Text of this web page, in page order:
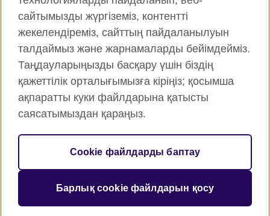
Instagram YouTube
Flickr
British Council жаһанды түрде
Құпиялық және пайдалану шарттары
Cookie файлдары
Веб-тораптың картасы
© 2026 British Council
сайтымызды жүргіземіз, контентті
жекелендіреміз, сайттың пайдаланылуын
талдаймыз және жарнамаларды бейімдейміз.
Таңдауларыңызды басқару үшін біздің
қажеттілік орталығымызға кіріңіз; қосымша
ақпаратты куки файлдарына қатысты
саясатымыздан қараңыз.
Cookie файлдарды баптау
Барлық cookie файлдарын қосу